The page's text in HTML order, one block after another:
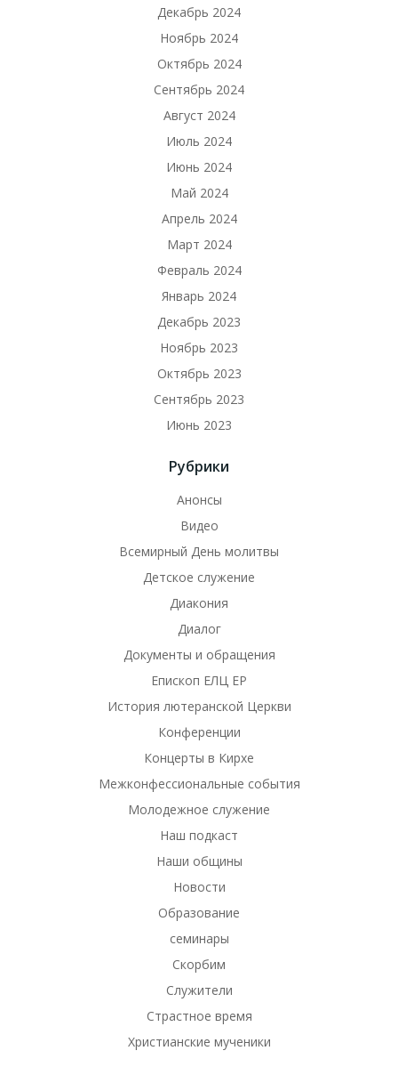
Декабрь 2024
Ноябрь 2024
Октябрь 2024
Сентябрь 2024
Август 2024
Июль 2024
Июнь 2024
Май 2024
Апрель 2024
Март 2024
Февраль 2024
Январь 2024
Декабрь 2023
Ноябрь 2023
Октябрь 2023
Сентябрь 2023
Июнь 2023
Рубрики
Анонсы
Видео
Всемирный День молитвы
Детское служение
Диакония
Диалог
Документы и обращения
Епископ ЕЛЦ ЕР
История лютеранской Церкви
Конференции
Концерты в Кирхе
Межконфессиональные события
Молодежное служение
Наш подкаст
Наши общины
Новости
Образование
семинары
Скорбим
Служители
Страстное время
Христианские мученики